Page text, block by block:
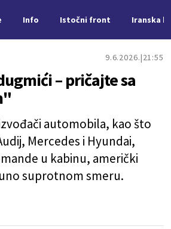
Info Istočni front Iranska
9.6.2026. 21:55
– pričajte sa
automobila, kao što
Mercedes i Hyundai,
u kabinu, američki
suprotnom smeru.